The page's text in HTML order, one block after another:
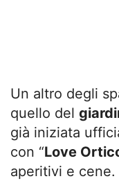
Un altro degli
quello del
già iniziata
con “Love
aperitivi e